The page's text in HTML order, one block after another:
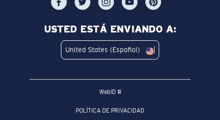
USTED ESTÁ ENVIANDO A:
United States (Español)
WebID #
POLÍTICA DE PRIVACIDAD